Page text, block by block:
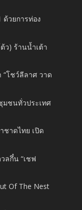
ด้วยการท่อง
ว) ร้านน้ำเต้า
“โชว์ลีลาศ วาด
ชนทั่วประเทศ
ชาดไทย เปิด
ลกึ๋น “เชฟ
Of The Nest